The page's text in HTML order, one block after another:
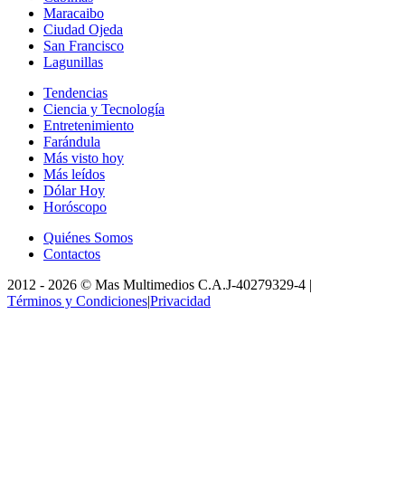
Maracaibo
Ciudad Ojeda
San Francisco
Lagunillas
Tendencias
Ciencia y Tecnología
Entretenimiento
Farándula
Más visto hoy
Más leídos
Dólar Hoy
Horóscopo
Quiénes Somos
Contactos
2012 - 2026 © Mas Multimedios C.A.J-40279329-4 |
Términos y Condiciones|Privacidad